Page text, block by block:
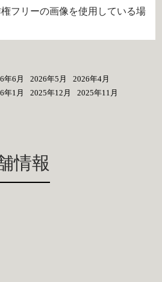
フリーの画像を使用している場
年6月 2026年5月
2026年4月
年1月 2025年12月
2025年11月
情報